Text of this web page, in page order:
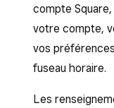
compte
votre compte,
vos
fuseau horaire.
Les